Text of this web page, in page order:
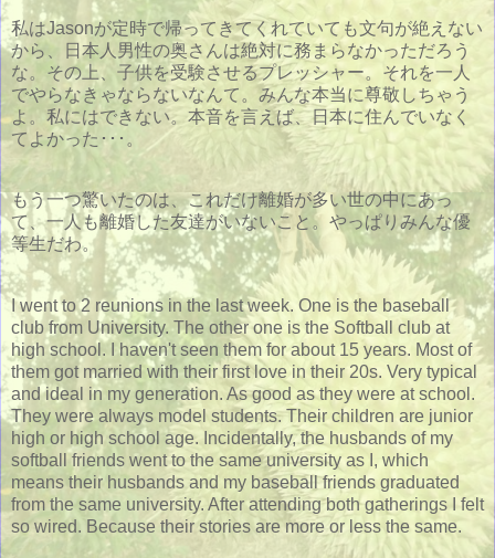
私はJasonが定時で帰ってきてくれていても文句が絶えない
から、日本人男性の奥さんは絶対に務まらなかっただろう
な。その上、子供を受験させるプレッシャー。それを一人
でやらなきゃならないなんて。みんな本当に尊敬しちゃう
よ。私にはできない。本音を言えば、日本に住んでいなく
てよかった･･･。
もう一つ驚いたのは、これだけ離婚が多い世の中にあっ
て、一人も離婚した友達がいないこと。やっぱりみんな優
等生だわ。
I went to 2 reunions in the last week. One is the baseball
club from University. The other one is the Softball club at
high school. I haven't seen them for about 15 years. Most of
them got married with their first love in their 20s. Very typical
and ideal in my generation. As good as they were at school.
They were always model students. Their children are junior
high or high school age. Incidentally, the husbands of my
softball friends went to the same university as I, which
means their husbands and my baseball friends graduated
from the same university. After attending both gatherings I felt
so wired. Because their stories are more or less the same.